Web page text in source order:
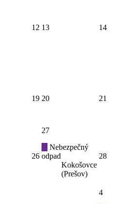
12 13 14
19 20 21
26
27
Nebezpečný
odpad
Kokošovce
(Prešov)
28
4